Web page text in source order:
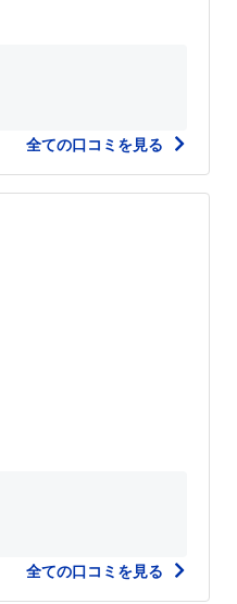
全ての口コミを見る
全ての口コミを見る